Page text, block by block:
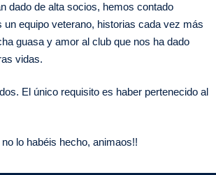
dado de alta socios, hemos contado
equipo veterano, historias cada vez más
guasa y amor al club que nos ha dado
vidas.
El único requisito es haber pertenecido al
no lo habéis hecho, animaos!!